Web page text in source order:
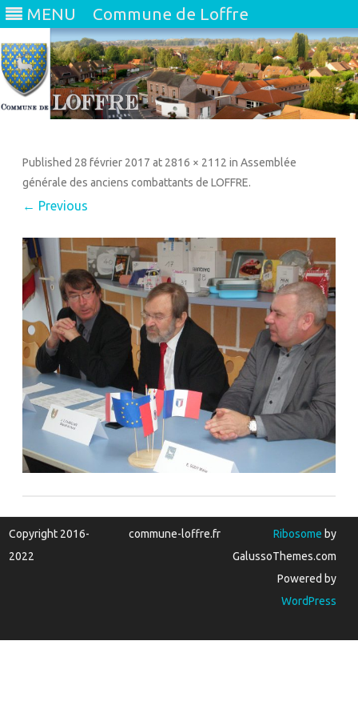
MENU Commune de Loffre
Published 28 février 2017 at 2816 × 2112 in Assemblée
générale des anciens combattants de LOFFRE.
← Previous
Copyright 2016-
2022
commune-loffre.fr Ribosome by
GalussoThemes.com
Powered by
WordPress